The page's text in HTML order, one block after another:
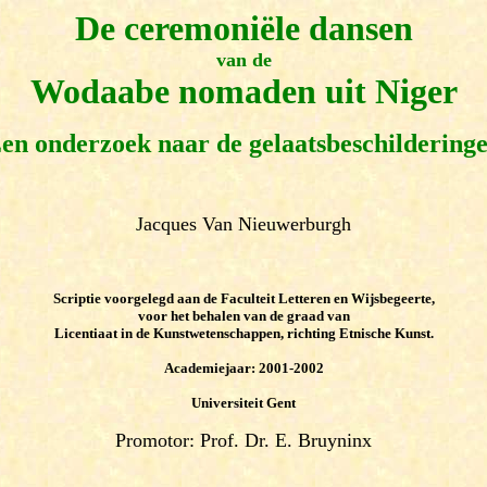
De ceremoniële dansen
van de
Wodaabe nomaden uit Niger
onderzoek naar de
Jacques Van Nieuwerburgh
Scriptie voorgelegd aan de Faculteit Letteren en Wijsbegeerte,
voor het behalen van de graad van
Licentiaat in de Kunstwetenschappen, richting Etnische Kunst.
Academiejaar: 2001-2002
Universiteit Gent
Promotor: Prof. Dr. E. Bruyninx